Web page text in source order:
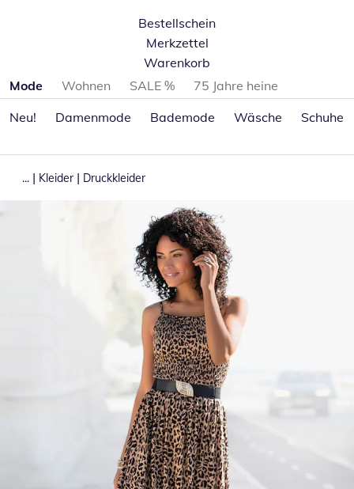
Bestellschein
Merkzettel
Warenkorb
Produktkategorien überspringen
Mode Wohnen SALE %
75 Jahre heine
Neu!
Damenmode Bademode Wäsche Schuhe
... | Kleider | Druckkleider